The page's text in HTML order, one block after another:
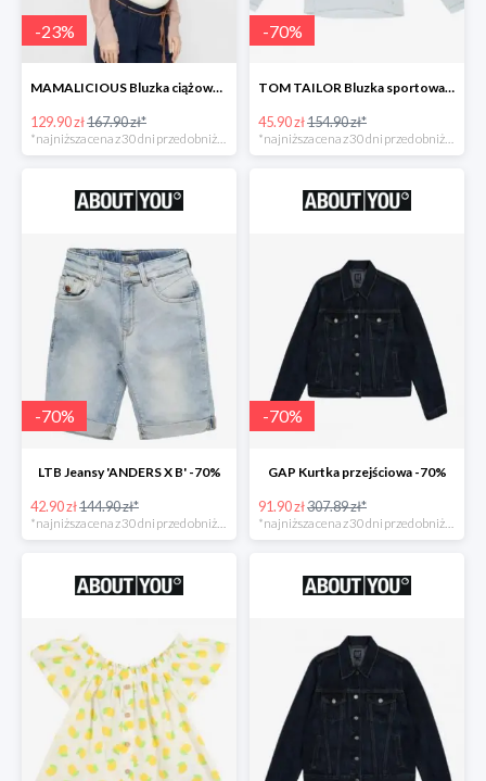
-23%
MAMALICIOUS Bluzka ciążowa -23%
129.90 zł167.90 zł*
-70%
TOM TAILOR Bluzka sportowa -70%
45.90 zł154.90 zł*
-70%
LTB Jeansy 'ANDERS X B' -70%
42.90 zł144.90 zł*
*najniższa cena z 30 dni przed obniżką
-70%
GAP Kurtka przejściowa -70%
91.90 zł307.89 zł*
*najniższa cena z 30 dni przed obniżką